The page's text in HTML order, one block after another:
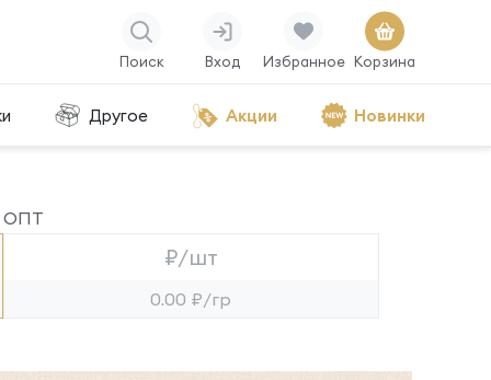
Поиск Вход Избранное Корзина
Другое Акции Новинки
ОПТ
₽/шт
0.00 ₽/гр